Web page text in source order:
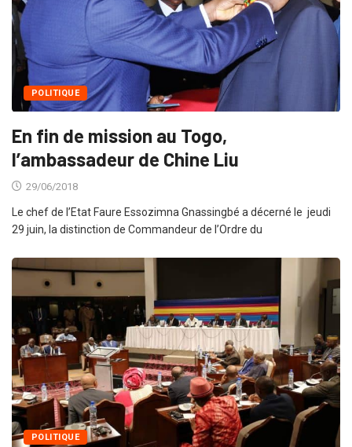
POLITIQUE
En fin de mission au Togo,
l’ambassadeur de Chine Liu
29/06/2018
Le chef de l’Etat Faure Essozimna Gnassingbé a décerné le jeudi
29 juin, la distinction de Commandeur de l’Ordre du
POLITIQUE